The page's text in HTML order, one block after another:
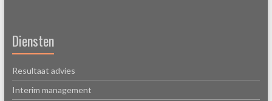
Diensten
Resultaat advies
Interim management